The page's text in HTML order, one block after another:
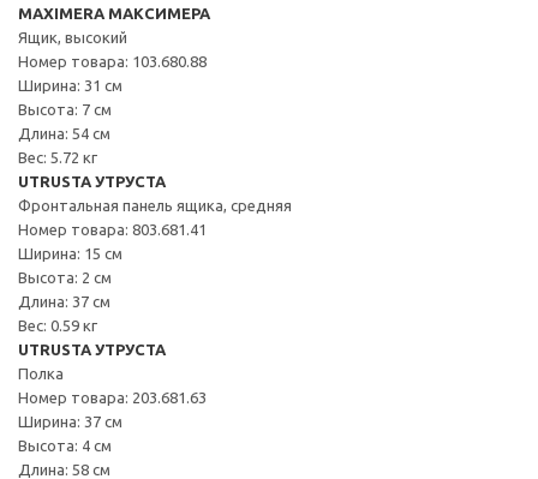
MAXIMERA МАКСИМЕРА
Ящик, высокий
Номер товара: 103.680.88
Ширина: 31 см
Высота: 7 см
Длина: 54 см
Вес: 5.72 кг
UTRUSTA УТРУСТА
Фронтальная панель ящика, средняя
Номер товара: 803.681.41
Ширина: 15 см
Высота: 2 см
Длина: 37 см
Вес: 0.59 кг
UTRUSTA УТРУСТА
Полка
Номер товара: 203.681.63
Ширина: 37 см
Высота: 4 см
Длина: 58 см